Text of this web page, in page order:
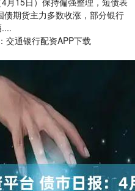
期货主力多数收涨，部分银行
交通银行配资APP下载